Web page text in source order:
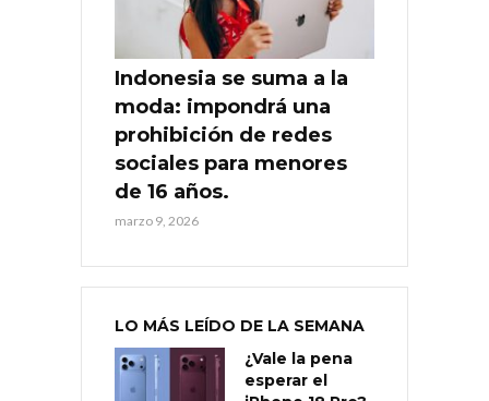
Indonesia se suma a la
moda: impondrá una
prohibición de redes
sociales para menores
de 16 años.
marzo 9, 2026
LO MÁS LEÍDO DE LA SEMANA
¿Vale la pena
esperar el